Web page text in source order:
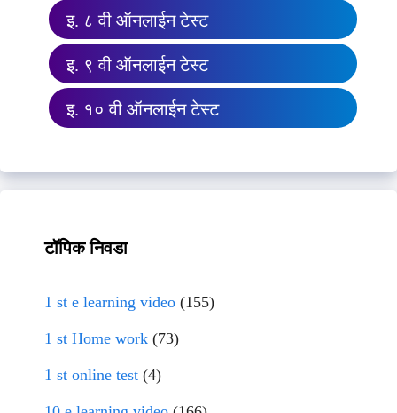
इ. ८ वी ऑनलाईन टेस्ट
इ. ९ वी ऑनलाईन टेस्ट
इ. १० वी ऑनलाईन टेस्ट
टॉपिक निवडा
1 st e learning video (155)
1 st Home work (73)
1 st online test (4)